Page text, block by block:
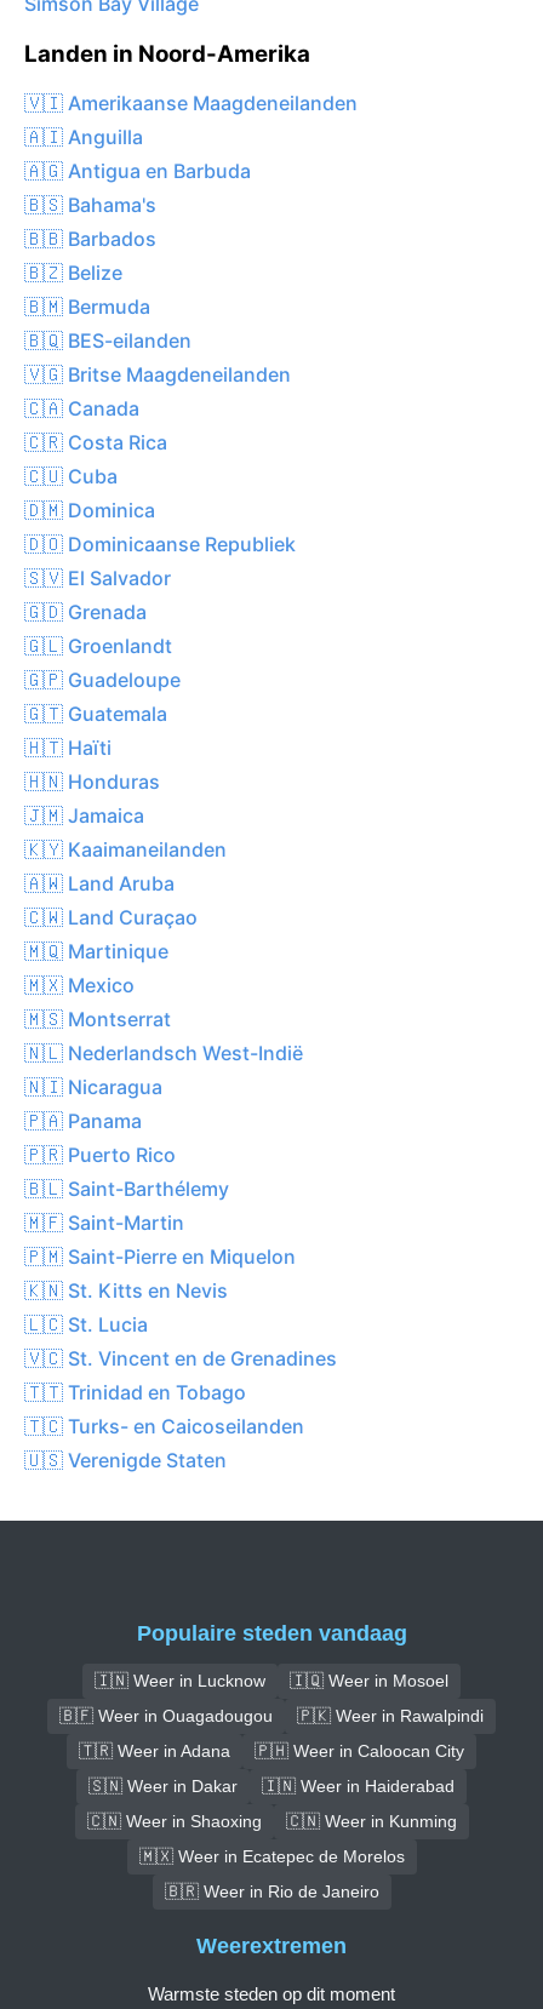
Landen in Noord-Amerika
🇻🇮 Amerikaanse Maagdeneilanden
🇦🇮 Anguilla
🇦🇬 Antigua en Barbuda
🇧🇸 Bahama's
🇧🇧 Barbados
🇧🇿 Belize
🇧🇲 Bermuda
🇧🇶 BES-eilanden
🇻🇬 Britse Maagdeneilanden
🇨🇦 Canada
🇨🇷 Costa Rica
🇨🇺 Cuba
🇩🇲 Dominica
🇩🇴 Dominicaanse Republiek
🇸🇻 El Salvador
🇬🇩 Grenada
🇬🇱 Groenlandt
🇬🇵 Guadeloupe
🇬🇹 Guatemala
🇭🇹 Haïti
🇭🇳 Honduras
🇯🇲 Jamaica
🇰🇾 Kaaimaneilanden
🇦🇼 Land Aruba
🇨🇼 Land Curaçao
🇲🇶 Martinique
🇲🇽 Mexico
🇲🇸 Montserrat
🇳🇱 Nederlandsch West-Indië
🇳🇮 Nicaragua
🇵🇦 Panama
🇵🇷 Puerto Rico
🇧🇱 Saint-Barthélemy
🇲🇫 Saint-Martin
🇵🇲 Saint-Pierre en Miquelon
🇰🇳 St. Kitts en Nevis
🇱🇨 St. Lucia
🇻🇨 St. Vincent en de Grenadines
🇹🇹 Trinidad en Tobago
🇹🇨 Turks- en Caicoseilanden
🇺🇸 Verenigde Staten
Populaire steden vandaag
🇮🇳 Weer in Lucknow
🇮🇶 Weer in Mosoel
🇧🇫 Weer in Ouagadougou
🇵🇰 Weer in Rawalpindi
🇹🇷 Weer in Adana
🇵🇭 Weer in Caloocan City
🇸🇳 Weer in Dakar
🇮🇳 Weer in Haiderabad
🇨🇳 Weer in Shaoxing
🇨🇳 Weer in Kunming
🇲🇽 Weer in Ecatepec de Morelos
🇧🇷 Weer in Rio de Janeiro
Weerextremen
Warmste steden op dit moment